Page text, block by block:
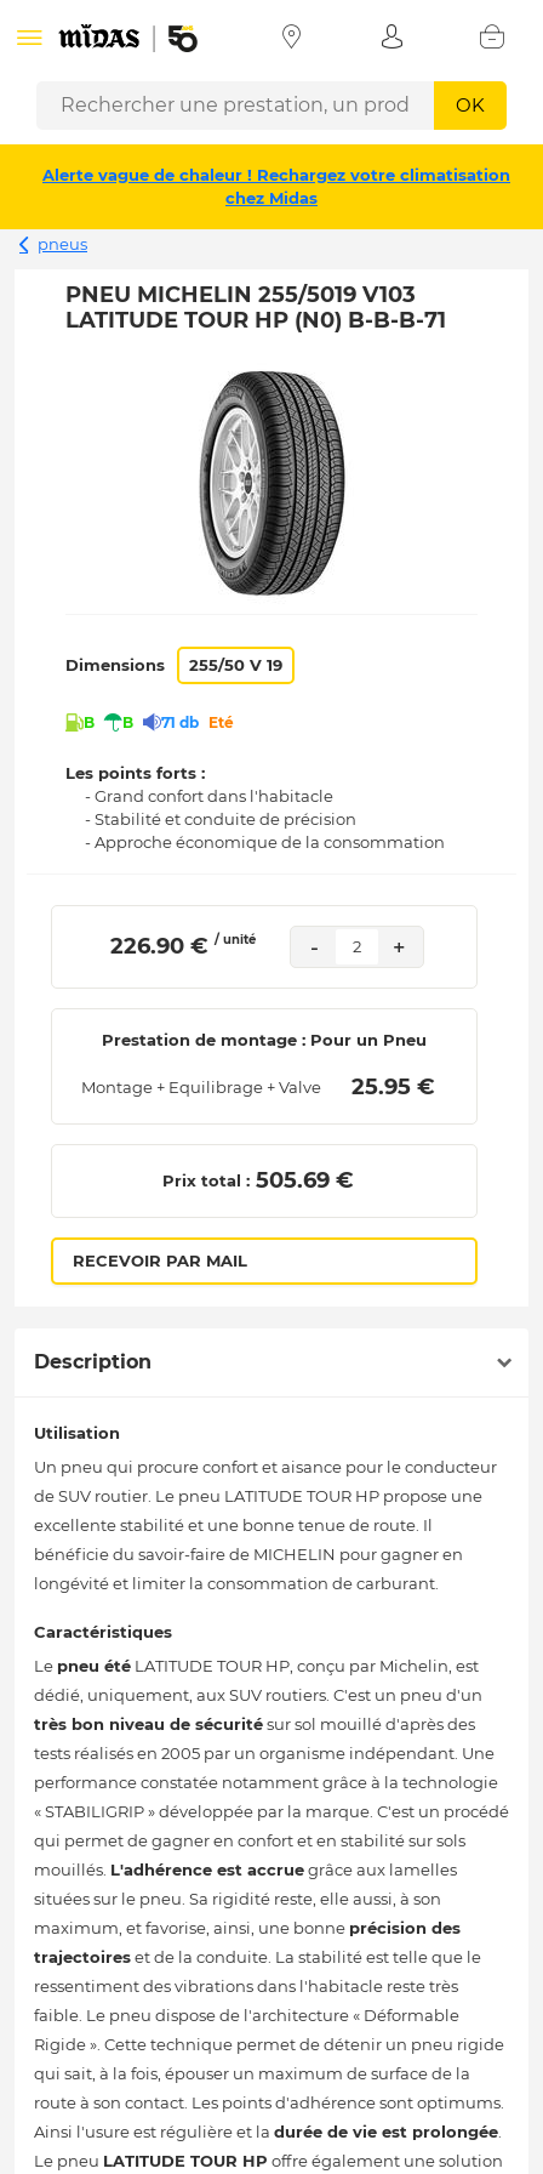
OK
Alerte vague de chaleur ! Rechargez votre climatisation
chez Midas
pneus
PNEU MICHELIN 255/5019 V103
LATITUDE TOUR HP (N0) B-B-B-71
Dimensions 255/50 V 19
B B 71 db Eté
Les points forts :
- Grand confort dans l'habitacle
- Stabilité et conduite de précision
- Approche économique de la consommation
226.90 € / unité - 2 +
Prestation de montage : Pour un Pneu
Montage + Equilibrage + Valve 25.95 €
Prix total : 505.69 €
RECEVOIR PAR MAIL
Description
Utilisation
Un pneu qui procure confort et aisance pour le conducteur
de SUV routier. Le pneu LATITUDE TOUR HP propose une
excellente stabilité et une bonne tenue de route. Il
bénéficie du savoir-faire de MICHELIN pour gagner en
longévité et limiter la consommation de carburant.
Caractéristiques
Le pneu été LATITUDE TOUR HP, conçu par Michelin, est
dédié, uniquement, aux SUV routiers. C'est un pneu d'un
très bon niveau de sécuritésur sol mouillé d'après des
tests réalisés en 2005 par un organisme indépendant. Une
performance constatée notamment grâce à la technologie
« STABILIGRIP » développée par la marque. C'est un procédé
qui permet de gagner en confort et en stabilité sur sols
mouillés. L'adhérence est accruegrâce aux lamelles
situées sur le pneu. Sa rigidité reste, elle aussi, à son
maximum, et favorise, ainsi, une bonne précision des
trajectoireset de la conduite. La stabilité est telle que le
ressentiment des vibrations dans l'habitacle reste très
faible. Le pneu dispose de l'architecture « Déformable
Rigide ». Cette technique permet de détenir un pneu rigide
qui sait, à la fois, épouser un maximum de surface de la
route à son contact. Les points d'adhérence sont optimums.
Ainsi l'usure est régulière et la durée de vie est prolongée.
Le pneu LATITUDE TOUR HP offre également une solution